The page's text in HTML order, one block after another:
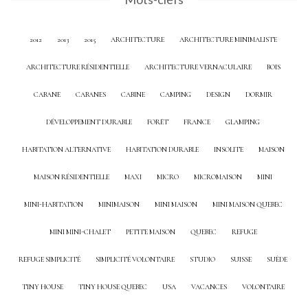
2012 2013 2015 ARCHITECTURE ARCHITECTURE MINIMALISTE
ARCHITECTURE RÉSIDENTIELLE ARCHITECTURE VERNACULAIRE BOIS
CABANE CABANES CABINE CAMPING DESIGN DORMIR
DÉVELOPPEMENT DURABLE FORÊT FRANCE GLAMPING
HABITATION ALTERNATIVE HABITATION DURABLE INSOLITE MAISON
MAISON RÉSIDENTIELLE MAXI MICRO MICROMAISON MINI
MINI-HABITATION MINIMAISON MINI MAISON MINI MAISON QUEBEC
MINI MINI-CHALET PETITE MAISON QUEBEC REFUGE
REFUGE SIMPLICITÉ SIMPLICITÉ VOLONTAIRE STUDIO SUISSE SUÈDE
TINY HOUSE TINY HOUSE QUEBEC USA VACANCES VOLONTAIRE